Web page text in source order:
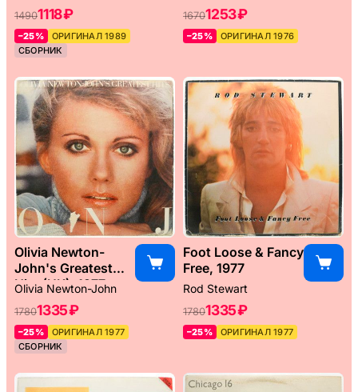
14901118 ₽
–25%
ОРИГИНАЛ 1989
СБОРНИК
16701253 ₽
–25% ОРИГИНАЛ 1976
Olivia Newton-
John's Greatest
Hits (UK), 1977
Olivia Newton-John
17801335 ₽
–25%
ОРИГИНАЛ 1977
СБОРНИК
Foot Loose & Fancy
Free, 1977
Rod Stewart
17801335 ₽
–25% ОРИГИНАЛ 1977